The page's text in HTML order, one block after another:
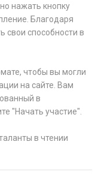
нажать кнопку
Благодаря
свои способности в
чтобы вы могли
на сайте. Вам
в
"Начать участие".
в чтении